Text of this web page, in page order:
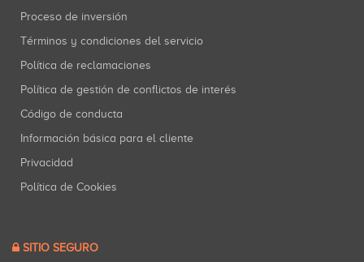
Proceso de inversión
Términos y condiciones del servicio
Política de reclamaciones
Política de gestión de conflictos de interés
Código de conducta
Información básica para el cliente
Privacidad
Política de Cookies
SITIO SEGURO